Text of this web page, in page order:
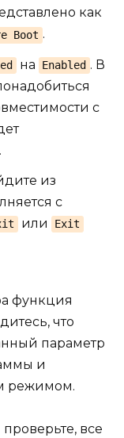
как
Boot .
на Enabled . В
с
из
с
или
Exit
функция
что
параметр
и
режимом.
все